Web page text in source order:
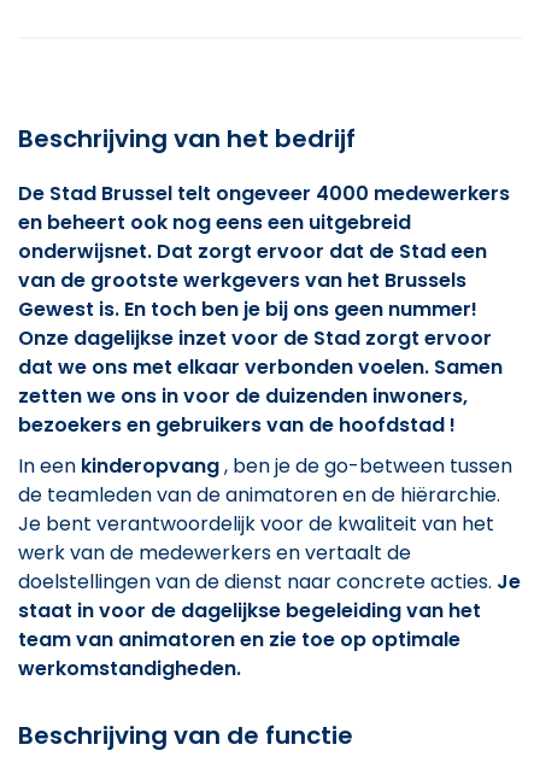
Beschrijving van het bedrijf
De Stad Brussel telt ongeveer 4000 medewerkers
en beheert ook nog eens een uitgebreid
onderwijsnet. Dat zorgt ervoor dat de Stad een
van de grootste werkgevers van het Brussels
Gewest is. En toch ben je bij ons geen nummer!
Onze dagelijkse inzet voor de Stad zorgt ervoor
dat we ons met elkaar verbonden voelen. Samen
zetten we ons in voor de duizenden inwoners,
bezoekers en gebruikers van de hoofdstad !
In een kinderopvang, ben je de go-between tussen
de teamleden van de animatoren en de hiërarchie.
Je bent verantwoordelijk voor de kwaliteit van het
werk van de medewerkers en vertaalt de
doelstellingen van de dienst naar concrete acties. Je
staat in voor de dagelijkse begeleiding van het
team van animatoren en zie toe op optimale
werkomstandigheden.
Beschrijving van de functie